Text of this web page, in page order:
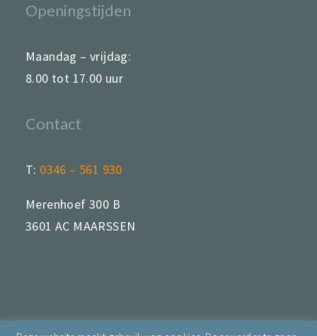
Openingstijden
Maandag – vrijdag:
8.00 tot 17.00 uur
Contact
T: 0346 – 561 930
Merenhoef 300 B
3601 AC MAARSSEN